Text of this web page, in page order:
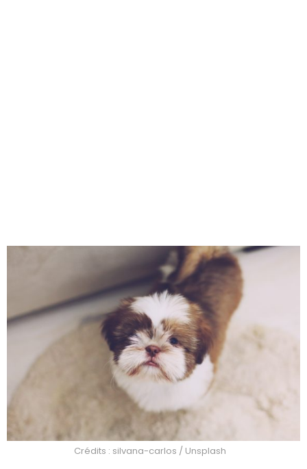
Crédits : silvana-carlos / Unsplash